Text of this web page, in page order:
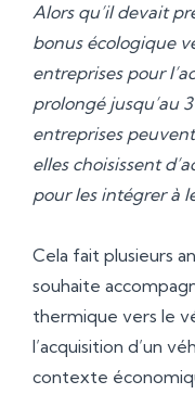
Alors qu’il devait
bonus écologique
entreprises pour
prolongé jusqu’au
entreprises
elles choisissent
pour les intégrer à
Cela fait plusieurs
souhaite
thermique vers le
l’acquisition d’un
contexte